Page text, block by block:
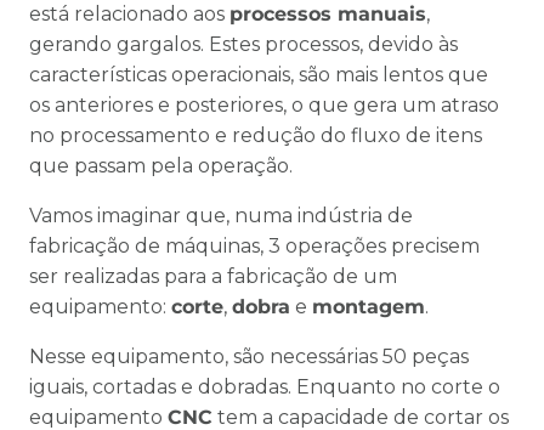
está relacionado aos processos manuais,
gerando gargalos. Estes processos, devido às
características operacionais, são mais lentos que
os anteriores e posteriores, o que gera um atraso
no processamento e redução do fluxo de itens
que passam pela operação.
Vamos imaginar que, numa indústria de
fabricação de máquinas, 3 operações precisem
ser realizadas para a fabricação de um
equipamento: corte, dobra e montagem.
Nesse equipamento, são necessárias 50 peças
iguais, cortadas e dobradas. Enquanto no corte o
equipamento CNC tem a capacidade de cortar os